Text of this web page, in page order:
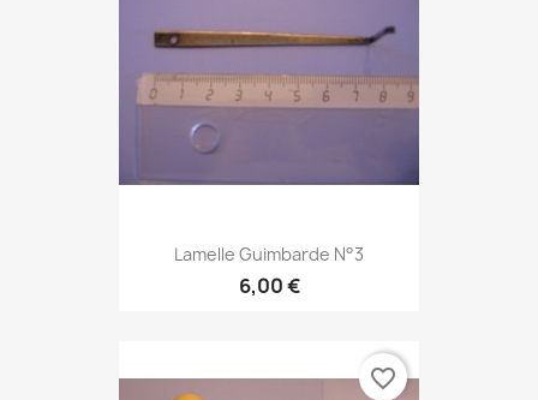
Lamelle Guimbarde N°3
6,00 €
favorite_border